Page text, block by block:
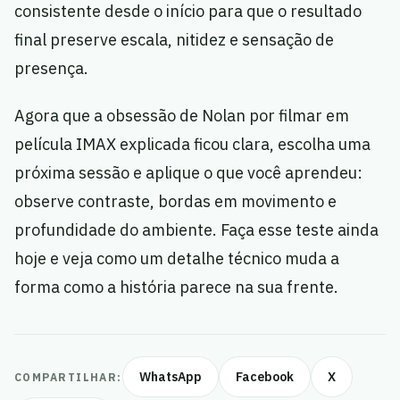
consistente desde o início para que o resultado
final preserve escala, nitidez e sensação de
presença.
Agora que a obsessão de Nolan por filmar em
película IMAX explicada ficou clara, escolha uma
próxima sessão e aplique o que você aprendeu:
observe contraste, bordas em movimento e
profundidade do ambiente. Faça esse teste ainda
hoje e veja como um detalhe técnico muda a
forma como a história parece na sua frente.
COMPARTILHAR: WhatsApp Facebook X